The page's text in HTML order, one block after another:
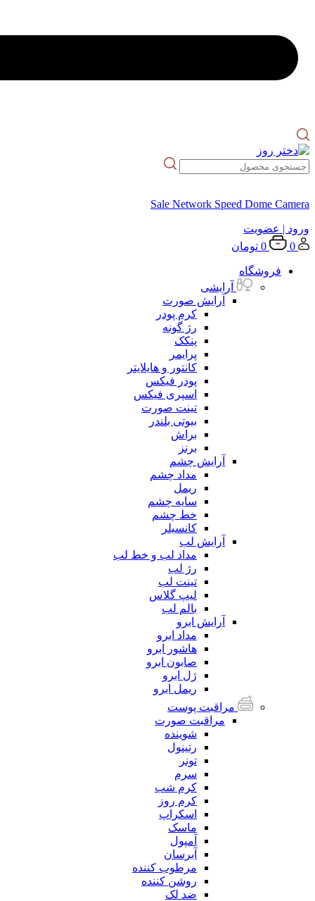
Sale Network Speed Dome Camera
ورود | عضویت
0
0 تومان
فروشگاه
آرایشی
آرایش صورت
کرم پودر
رژ گونه
پنکک
پرایمر
کانتور و هایلایتر
پودر فیکس
اسپری فیکس
تینت صورت
بیوتی بلندر
براش
برنز
آرایش چشم
مداد چشم
ریمل
سایه چشم
خط چشم
کانسیلر
آرایش لب
مداد لب و خط لب
رژ لب
تینت لب
لیپ گلاس
بالم لب
آرایش ابرو
مداد ابرو
هاشور ابرو
صابون ابرو
ژل ابرو
ریمل ابرو
مراقبت پوست
مراقبت صورت
شوینده
رتینول
تونر
سرم
کرم شب
کرم روز
اسکراپ
ماسک
آمپول
آبرسان
مرطوب کننده
روشن کننده
ضد لک